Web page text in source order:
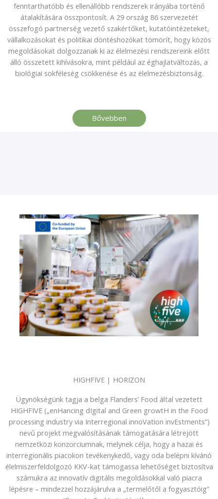
fenntarthatóbb és ellenállóbb rendszerek irányába történő
átalakítására összpontosít. A 29 ország 86 szervezetét
összefogó partnerség vezető szakértőket, kutatóintézeteket,
vállalkozásokat és politikai döntéshozókat tömörít, hogy közös
megoldásokat dolgozzanak ki az élelmezési rendszereink előtt
álló összetett kihívásokra, mint például az éghajlatváltozás, a
biológiai sokféleség csökkenése és az élelmezésbiztonság.
Bővebben
HIGHFIVE | HORIZON
Ügynökségünk tagja a belga Flanders’ Food által vezetett
HIGHFIVE („enHancing dIgital and Green growtH in the Food
processing industry via Interregional innoVation invEstments”)
nevű projekt megvalósításának támogatására létrejött
nemzetközi konzorciumnak, melynek célja, hogy a hazai és
interregionális piacokon tevékenykedő, vagy oda belépni kívánó
élelmiszerfeldolgozó KKV-kat támogassa lehetőséget biztosítva
számukra az innovatív digitális megoldásokkal való piacra
lépésre – mindezzel hozzájárulva a „termelőtől a fogyasztóig”